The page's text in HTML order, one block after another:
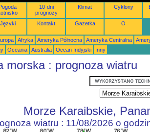
10-dni
prognozy
Klimat Cyklony
Języki Kontakt Gazetka O
Afryka Ameryka Północna Ameryka Centralna
Oceania Australia Ocean Indyjski Inny
morska : prognoza wiatru
Morze Karaibskie,
wiatru : 11/08/2026 o